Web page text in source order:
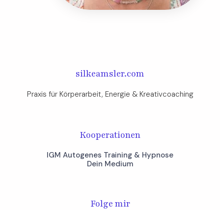
silkeamsler.com
Praxis für Körperarbeit, Energie & Kreativcoaching​
Kooperationen
IGM Autogenes Training & Hypnose
Dein Medium
Folge mir